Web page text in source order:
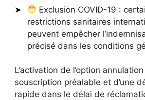
Exclusion COVID-19 :
restrictions sanitaires
peuvent empêcher
précisé dans les conditions
L’activation de l’option
souscription préalable et d’une
rapide dans le délai de